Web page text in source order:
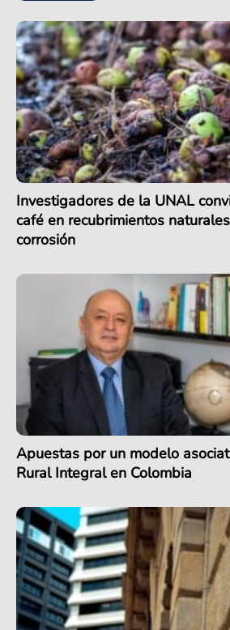
Investigadores de la UNAL
café en recubrimientos
corrosión
Apuestas por un modelo
Rural Integral en Colombia